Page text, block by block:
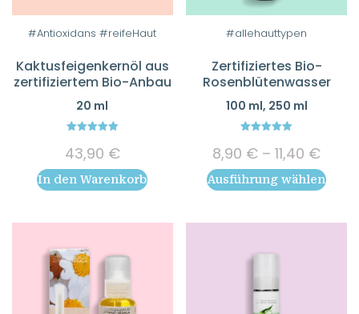
#Antioxidans #reifeHaut
Kaktusfeigenkernöl aus
zertifiziertem Bio-Anbau
20 ml
out of 5
43,90 €
In den Warenkorb
#allehauttypen
Zertifiziertes Bio-
Rosenblütenwasser
100 ml, 250 ml
out of 5
8,90 € –11,40 €
8,90
bis
Ausführung wählen
Dieses
weist
mehrere
Varianten
auf.
Die
Optionen
können
Produktseite
werden